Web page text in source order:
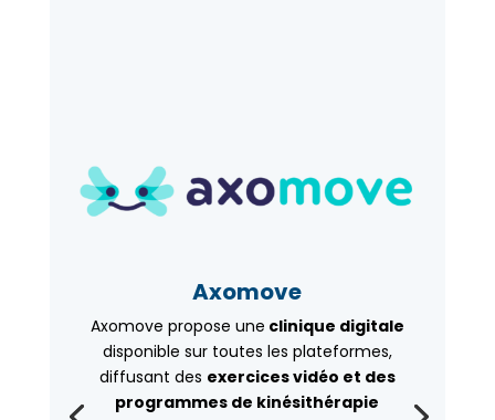
Axomove
Axomove propose une clinique digitale
disponible sur toutes les plateformes,
diffusant des exercices vidéo et des
programmes de kinésithérapie